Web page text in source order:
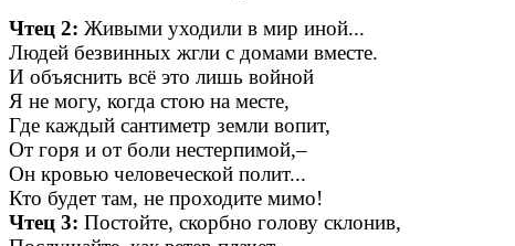
Чтец 2: Живыми уходили в мир иной...
Людей безвинных жгли с домами вместе.
И объяснить всё это лишь войной
Я не могу, когда стою на месте,
Где каждый сантиметр земли вопит,
От горя и от боли нестерпимой,–
Он кровью человеческой полит...
Кто будет там, не проходите мимо!
Чтец 3: Постойте, скорбно голову склонив,